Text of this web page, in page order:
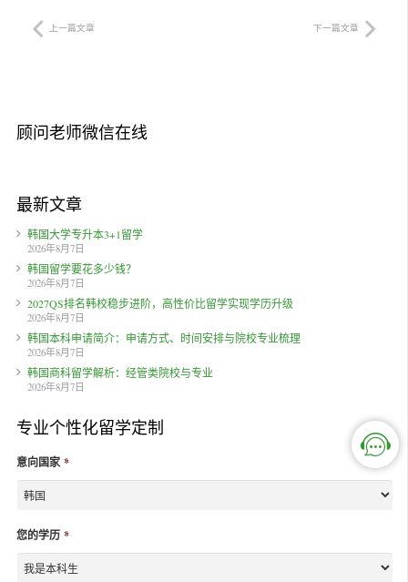
上一篇文章 下一篇文章
顾问老师微信在线
最新文章
韩国大学专升本3+1留学
2026年8月7日
韩国留学要花多少钱？
2026年8月7日
2027QS排名韩校稳步进阶，高性价比留学实现学历升级
2026年8月7日
韩国本科申请简介：申请方式、时间安排与院校专业梳理
2026年8月7日
韩国商科留学解析：经管类院校与专业
2026年8月7日
专业个性化留学定制
意向国家 *
您的学历 *